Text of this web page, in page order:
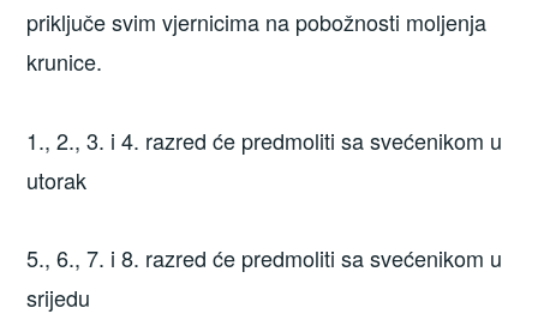
priključe svim vjernicima na pobožnosti moljenja
krunice.
1., 2., 3. i 4. razred će predmoliti sa svećenikom u
utorak
5., 6., 7. i 8. razred će predmoliti sa svećenikom u
srijedu